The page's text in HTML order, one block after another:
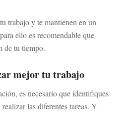
trabajo y te mantienen en un
ello es recomendable que
de tu tiempo.
mejor tu trabajo
es necesario que identifiques
las diferentes tareas. Y